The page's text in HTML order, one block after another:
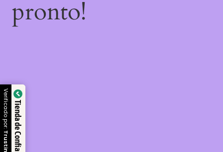
pronto!
Tienda de Confianza
Verificado por: